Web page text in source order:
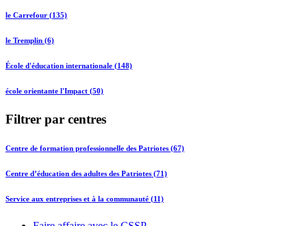
le Carrefour (135)
le Tremplin (6)
École d'éducation internationale (148)
école orientante l'Impact (50)
Filtrer par centres
Centre de formation professionnelle des Patriotes (67)
Centre d’éducation des adultes des Patriotes (71)
Service aux entreprises et à la communauté (11)